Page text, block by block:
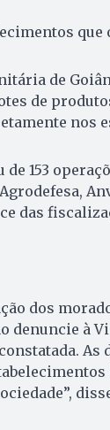
de
de
nos
153
das
dos
denuncie à
As